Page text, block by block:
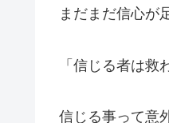
まだまだ信心が
「信じる者は救
信じる事って意